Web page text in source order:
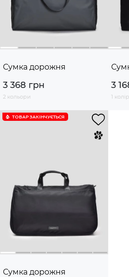
Сумка дорожня
3 368 грн
2 кольори
3
1 колір
ТОВАР ЗАКІНЧУЄTЬСЯ
Сумка дорожня